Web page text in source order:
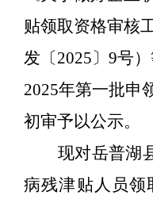
贴领取资格审核
发〔2025〕9号
2025年第一批申
初审予以公示。
现对岳普湖
病残津贴人员领